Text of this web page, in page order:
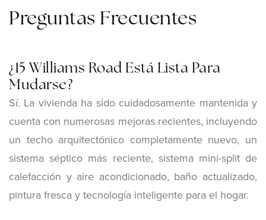
Preguntas Frecuentes
¿15 Williams Road Está Lista Para
Mudarse?
Sí. La vivienda ha sido cuidadosamente mantenida y
cuenta con numerosas mejoras recientes, incluyendo
un techo arquitectónico completamente nuevo, un
sistema séptico más reciente, sistema mini-split de
calefacción y aire acondicionado, baño actualizado,
pintura fresca y tecnología inteligente para el hogar.